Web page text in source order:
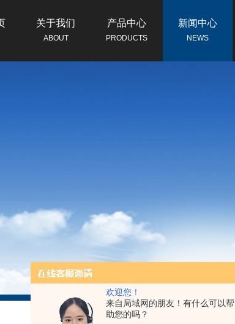
欢迎您！
来自局域网的朋友！有什么可以帮
助您的吗？
关于我们
ABOUT
产品中心
PRODUCTS
新闻中心
NEWS